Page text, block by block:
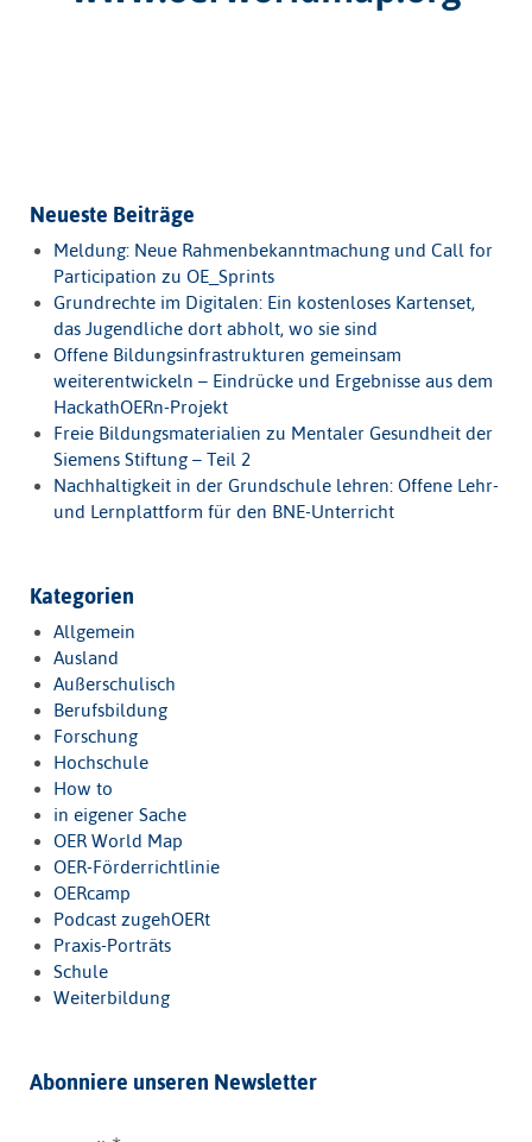
Neueste Beiträge
Meldung: Neue Rahmenbekanntmachung und Call for
Participation zu OE_Sprints
Grundrechte im Digitalen: Ein kostenloses Kartenset,
das Jugendliche dort abholt, wo sie sind
Offene Bildungsinfrastrukturen gemeinsam
weiterentwickeln – Eindrücke und Ergebnisse aus dem
HackathOERn-Projekt
Freie Bildungsmaterialien zu Mentaler Gesundheit der
Siemens Stiftung – Teil 2
Nachhaltigkeit in der Grundschule lehren: Offene Lehr-
und Lernplattform für den BNE-Unterricht
Kategorien
Allgemein
Ausland
Außerschulisch
Berufsbildung
Forschung
Hochschule
How to
in eigener Sache
OER World Map
OER-Förderrichtlinie
OERcamp
Podcast zugehOERt
Praxis-Porträts
Schule
Weiterbildung
Abonniere unseren Newsletter